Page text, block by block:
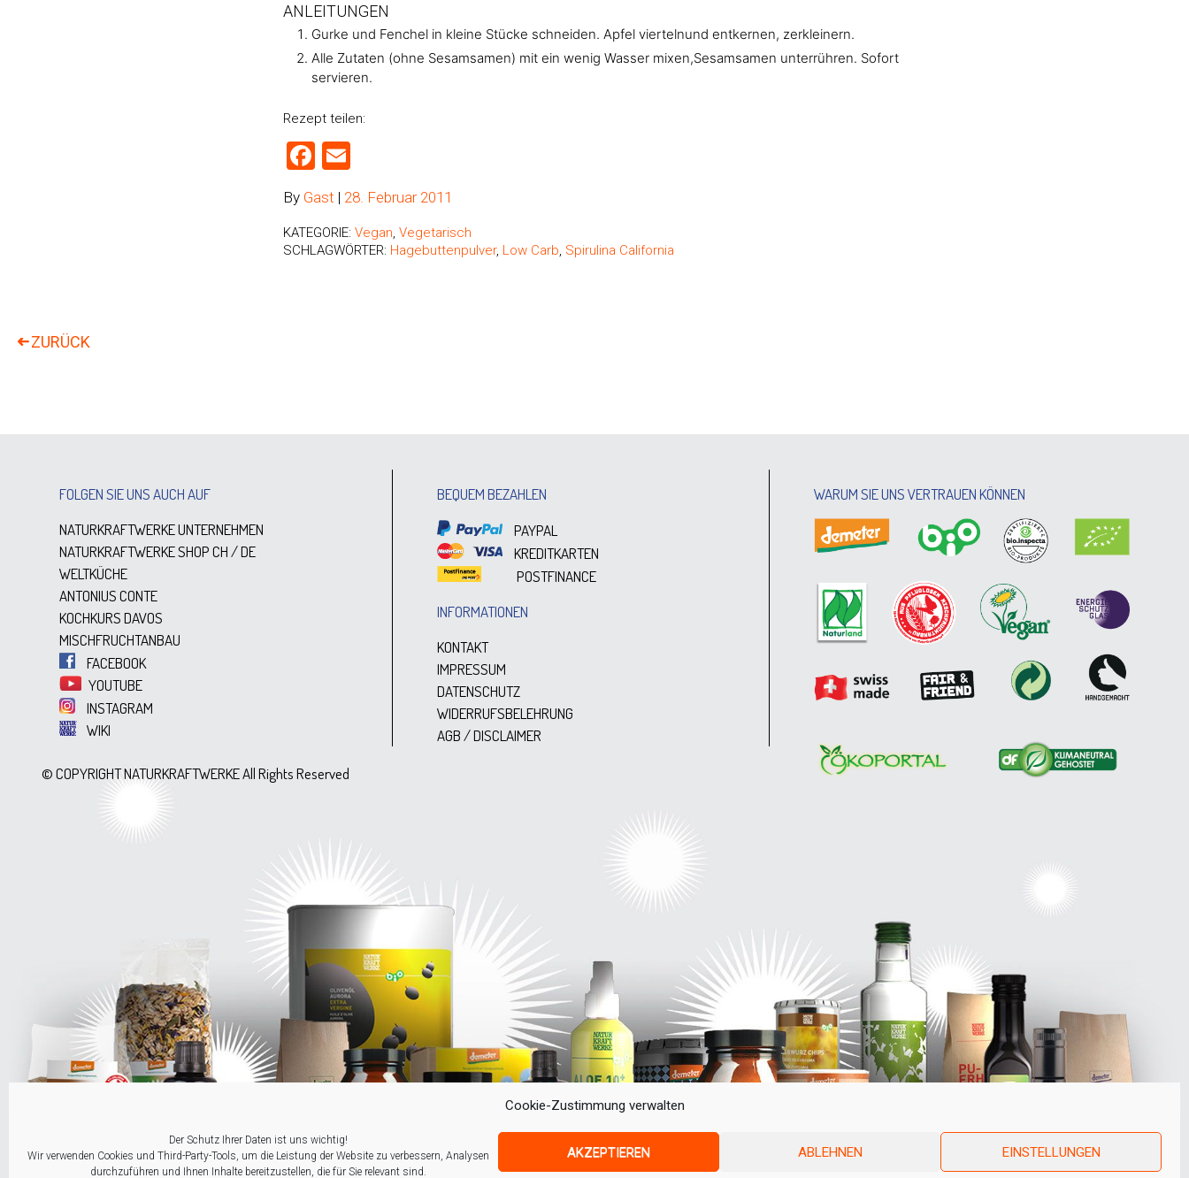
Cookie-Zustimmung verwalten
Der Schutz Ihrer Daten ist uns wichtig!
Wir verwenden Cookies und Third-Party-Tools, um die Leistung der Website zu verbessern, Analysen
durchzuführen und Ihnen Inhalte bereitzustellen, die für Sie relevant sind.
AKZEPTIEREN ABLEHNEN EINSTELLUNGEN
ANLEITUNGEN
Gurke und Fenchel in kleine Stücke schneiden. Apfel viertelnund entkernen, zerkleinern.
Alle Zutaten (ohne Sesamsamen) mit ein wenig Wasser mixen,Sesamsamen unterrühren. Sofort
servieren.
Rezept teilen:
Facebook
By Gast | 28. Februar 2011
KATEGORIE: Vegan, Vegetarisch
SCHLAGWÖRTER: Hagebuttenpulver, Low Carb, Spirulina California
FOLGEN SIE UNS AUCH AUF
NATURKRAFTWERKE UNTERNEHMEN
NATURKRAFTWERKE SHOPCH/DE
WELTKÜCHE
ANTONIUS CONTE
KOCHKURS DAVOS
MISCHFRUCHTANBAU
FACEBOOK
YOUTUBE
INSTAGRAM
WIKI
BEQUEM BEZAHLEN
PAYPAL
KREDITKARTEN
POSTFINANCE
INFORMATIONEN
KONTAKT
IMPRESSUM
DATENSCHUTZ
WIDERRUFSBELEHRUNG
AGB / DISCLAIMER
WARUM SIE UNS VERTRAUEN KÖNNEN
© COPYRIGHT NATURKRAFTWERKE All Rights Reserved